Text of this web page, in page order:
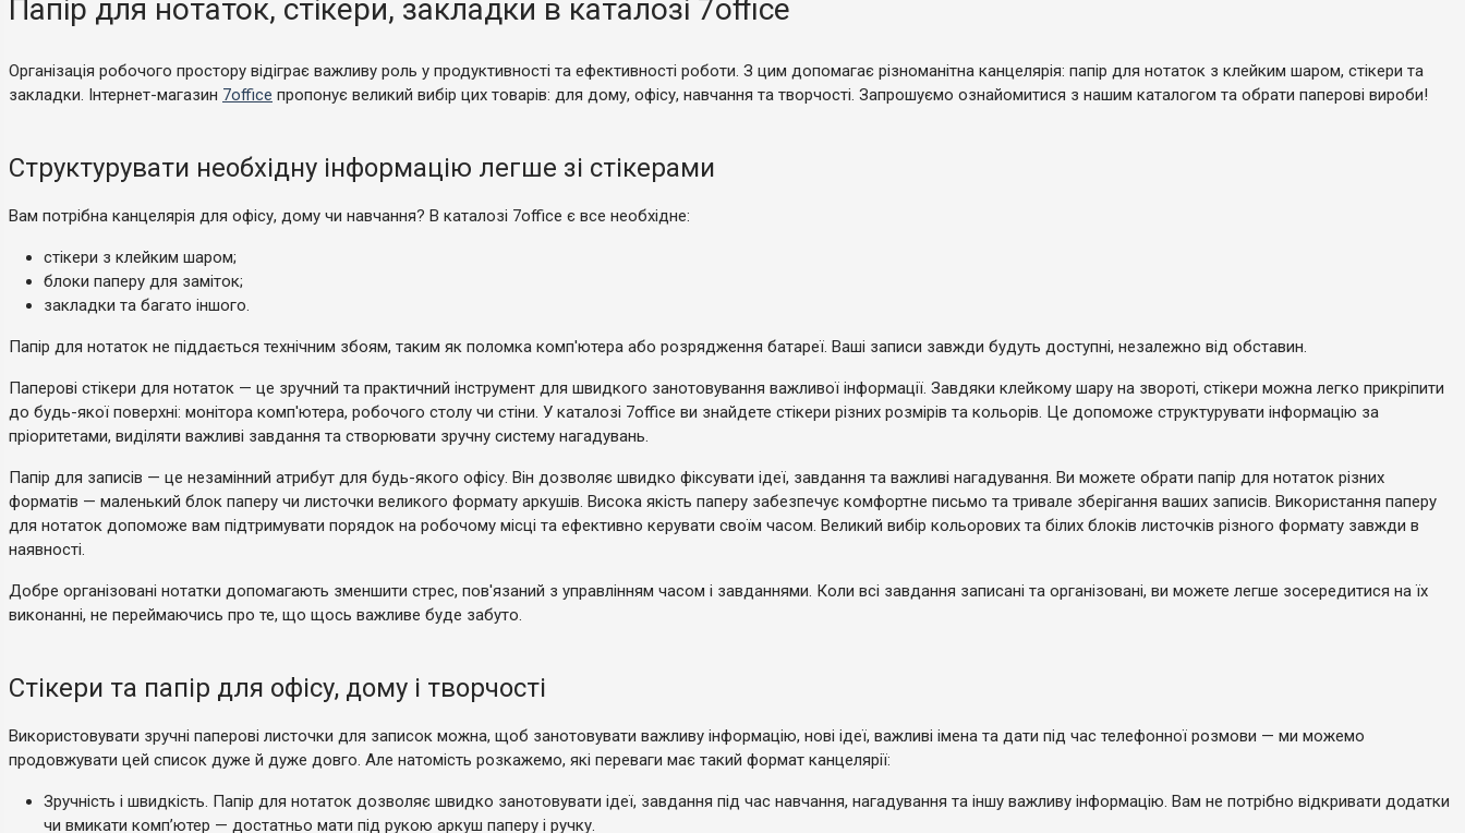
Папір для нотаток, стікери, закладки в каталозі 7office
Організація робочого простору відіграє важливу роль у продуктивності та ефективності роботи. З цим допомагає різноманітна канцелярія: папір для нотаток з клейким шаром, стікери та
закладки. Інтернет-магазин 7office пропонує великий вибір цих товарів: для дому, офісу, навчання та творчості. Запрошуємо ознайомитися з нашим каталогом та обрати паперові вироби!
Структурувати необхідну інформацію легше зі стікерами
Вам потрібна канцелярія для офісу, дому чи навчання? В каталозі 7office є все необхідне:
стікери з клейким шаром;
блоки паперу для заміток;
закладки та багато іншого.
Папір для нотаток не піддається технічним збоям, таким як поломка комп'ютера або розрядження батареї. Ваші записи завжди будуть доступні, незалежно від обставин.
Паперові стікери для нотаток — це зручний та практичний інструмент для швидкого занотовування важливої інформації. Завдяки клейкому шару на звороті, стікери можна легко прикріпити
до будь-якої поверхні: монітора комп'ютера, робочого столу чи стіни. У каталозі 7office ви знайдете стікери різних розмірів та кольорів. Це допоможе структурувати інформацію за
пріоритетами, виділяти важливі завдання та створювати зручну систему нагадувань.
Папір для записів — це незамінний атрибут для будь-якого офісу. Він дозволяє швидко фіксувати ідеї, завдання та важливі нагадування. Ви можете обрати папір для нотаток різних
форматів — маленький блок паперу чи листочки великого формату аркушів. Висока якість паперу забезпечує комфортне письмо та тривале зберігання ваших записів. Використання паперу
для нотаток допоможе вам підтримувати порядок на робочому місці та ефективно керувати своїм часом. Великий вибір кольорових та білих блоків листочків різного формату завжди в
наявності.
Добре організовані нотатки допомагають зменшити стрес, пов'язаний з управлінням часом і завданнями. Коли всі завдання записані та організовані, ви можете легше зосередитися на їх
виконанні, не переймаючись про те, що щось важливе буде забуто.
Стікери та папір для офісу, дому і творчості
Використовувати зручні паперові листочки для записок можна, щоб занотовувати важливу інформацію, нові ідеї, важливі імена та дати під час телефонної розмови — ми можемо
продовжувати цей список дуже й дуже довго. Але натомість розкажемо, які переваги має такий формат канцелярії:
Зручність і швидкість. Папір для нотаток дозволяє швидко занотовувати ідеї, завдання під час навчання, нагадування та іншу важливу інформацію. Вам не потрібно відкривати додатки
чи вмикати комп’ютер — достатньо мати під рукою аркуш паперу і ручку.